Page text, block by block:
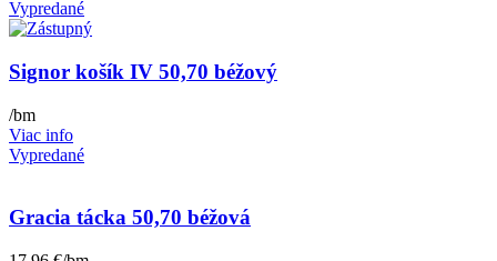
Vypredané
Signor košík IV 50,70 béžový
/bm
Viac info
Vypredané
Gracia tácka 50,70 béžová